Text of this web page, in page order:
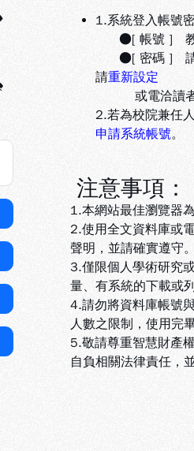
1.系統登入帳號
●[ 帳號 ] 教
●[ 密碼 ] 請
請重新設定
或電洽讀者服
2.若為校院兼任
申請系統帳號。
注意事項：
1.本網站最佳瀏覽器
2.使用全文資料庫或
聲明，並請確實遵守。
3.僅限個人學術研究
量、有系統的下載或
4.請勿將資料庫帳號
人數之限制，使用完
5.敬請尊重智慧財產
自負相關法律責任，